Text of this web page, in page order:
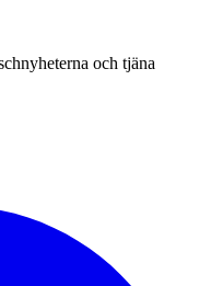
och tjäna